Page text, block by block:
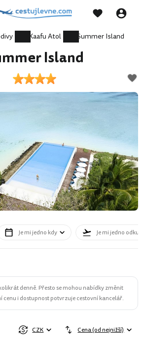
Kaafu Atol Summer Island
Island
Je mi jedno kdy Je mi jedno odkud
denně. Přesto se mohou nabídky změnit
cenu i dostupnost potvrzuje cestovní kancelář.
CZK Cena (od nejnižší)